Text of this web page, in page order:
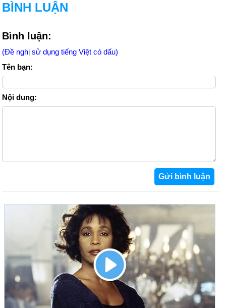
BÌNH LUẬN
Bình luận:
(Đề nghị sử dụng tiếng Việt có dấu)
Tên bạn:
Nội dung: